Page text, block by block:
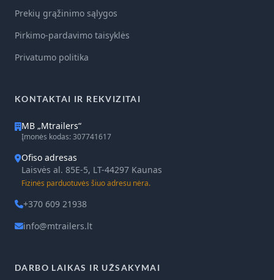
Prekių grąžinimo sąlygos
Pirkimo-pardavimo taisyklės
Privatumo politika
KONTAKTAI IR REKVIZITAI
MB „Mtrailers“
Įmonės kodas: 307741617
Ofiso adresas
Laisvės al. 85E-5, LT-44297 Kaunas
Fizinės parduotuvės šiuo adresu nėra.
+370 609 21938
info@mtrailers.lt
DARBO LAIKAS IR UŽSAKYMAI